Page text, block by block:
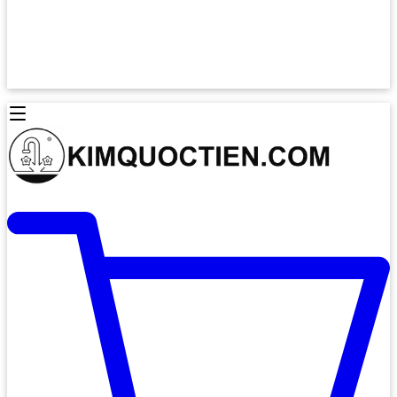
Lò Nướng Hafele
Máy Hút Khử Mùi Classic
Máy Rửa Chén Bát
Máy Rửa Chén Âm Toàn Phần
Máy Rửa Chén Bát 12 Bộ
Máy Rửa Chén Bát Bán Âm
Thiết Bị Vệ Sinh TOTO
Thiết Bị Vệ Sinh American Standard
Thiết Bị Vệ Sinh VIGLACERA
Thiết Bị Vệ Sinh THIÊN THANH
Thiết Bị Bếp